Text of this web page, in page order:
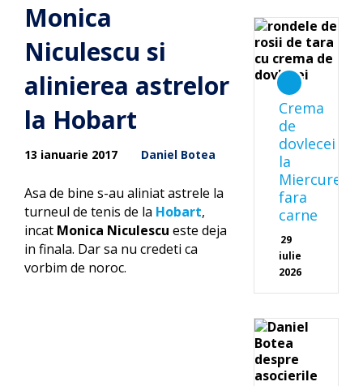
Monica
Niculescu si
alinierea astrelor
la Hobart
13 ianuarie 2017 Daniel Botea
Asa de bine s-au aliniat astrele la
turneul de tenis de la Hobart,
incat Monica Niculescu este deja
in finala. Dar sa nu credeti ca
vorbim de noroc.
Crema
de
dovlecei
la
Miercurea
fara
carne
29
iulie
2026